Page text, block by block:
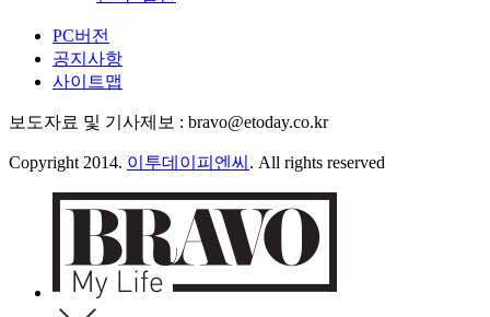
PC버전
공지사항
사이트맵
보도자료 및 기사제보 : bravo@etoday.co.kr
Copyright 2014. 이투데이피엔씨 . All rights reserved